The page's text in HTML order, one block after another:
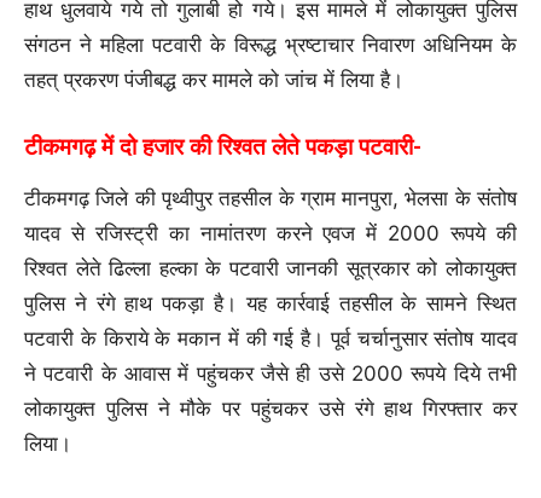
हाथ धुलवाये गये तो गुलाबी हो गये। इस मामले में लोकायुक्त पुलिस
संगठन ने महिला पटवारी के विरूद्ध भ्रष्टाचार निवारण अधिनियम के
तहत् प्रकरण पंजीबद्ध कर मामले को जांच में लिया है।
टीकमगढ़ में दो हजार की रिश्वत लेते पकड़ा पटवारी-
टीकमगढ़ जिले की पृथ्वीपुर तहसील के ग्राम मानपुरा, भेलसा के संतोष
यादव से रजिस्ट्री का नामांतरण करने एवज में 2000 रूपये की
रिश्वत लेते ढिल्ला हल्का के पटवारी जानकी सूत्रकार को लोकायुक्त
पुलिस ने रंगे हाथ पकड़ा है। यह कार्रवाई तहसील के सामने स्थित
पटवारी के किराये के मकान में की गई है। पूर्व चर्चानुसार संतोष यादव
ने पटवारी के आवास में पहुंचकर जैसे ही उसे 2000 रूपये दिये तभी
लोकायुक्त पुलिस ने मौके पर पहुंचकर उसे रंगे हाथ गिरफ्तार कर
लिया।